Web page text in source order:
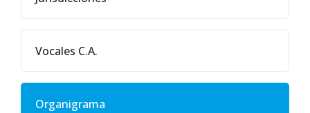
Vocales C.A.
Organigrama